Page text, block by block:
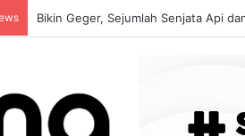
Ada 6 Juta Data Ganda Penerima